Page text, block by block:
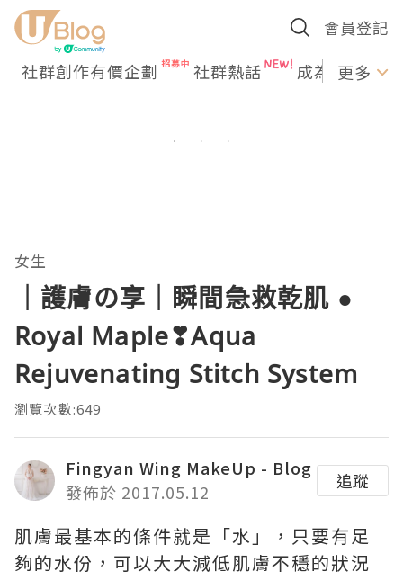
會員登記
社群創作有價企劃 社群熱話 成為U更多
女生
｜護膚の享｜瞬間急救乾肌 ●
Royal Maple❣Aqua
Rejuvenating Stitch System
瀏覽次數:649
Fingyan Wing MakeUp - Blog
發佈於 2017.05.12
追蹤
肌膚最基本的條件就是「水」，只要有足
夠的水份，可以大大減低肌膚不穩的狀況